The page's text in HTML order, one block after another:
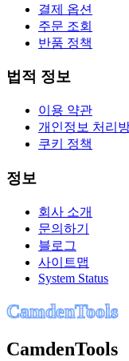
결제 옵션
주문 조회
반품 정책
법적 정보
이용 약관
개인정보 처리
쿠키 정책
정보
회사 소개
문의하기
블로그
사이트맵
System Status
CamdenTools
CamdenTools